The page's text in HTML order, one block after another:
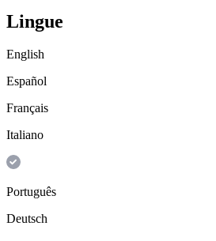
Lingue
English
Español
Français
Italiano
Português
Deutsch